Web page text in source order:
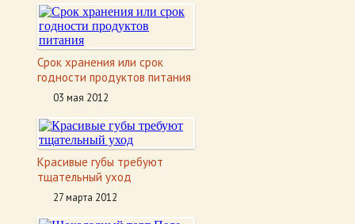
Срок хранения или срок
годности продуктов питания
03 мая 2012
Красивые губы требуют
тщательный уход
27 марта 2012